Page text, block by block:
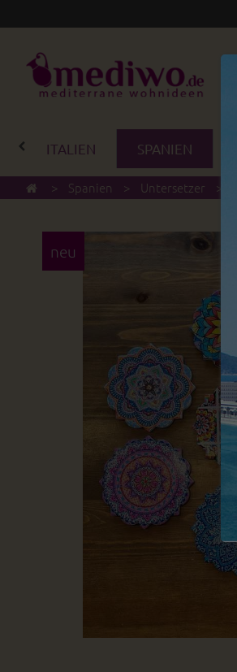
ITALIEN SPANIEN
> Spanien > Untersetzer >
neu